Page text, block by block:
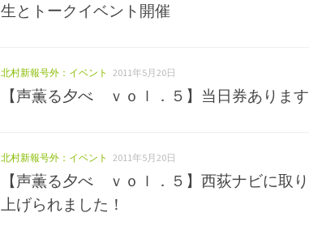
生とトークイベント開催
北村新報号外：イベント 2011年5月20日
【声薫る夕べ ｖｏｌ．５】当日券あります
北村新報号外：イベント 2011年5月20日
【声薫る夕べ ｖｏｌ．５】西荻ナビに取り
上げられました！